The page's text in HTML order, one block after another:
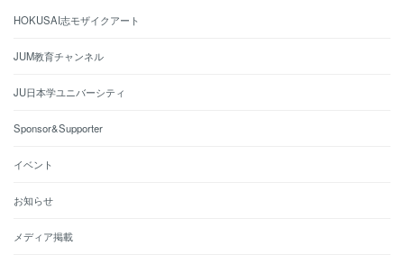
HOKUSAI志モザイクアート
JUM教育チャンネル
JU日本学ユニバーシティ
Sponsor&Supporter
イベント
お知らせ
メディア掲載